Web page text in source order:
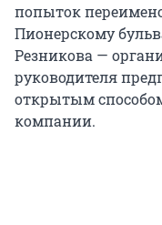
попыток
Пионерскому
Резникова —
руководителя
открытым
компании.